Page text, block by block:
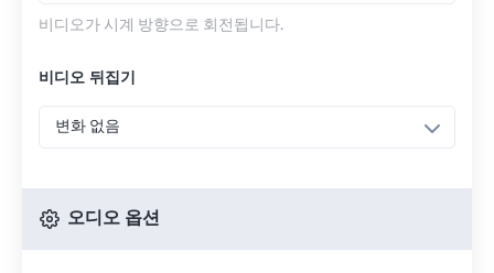
비디오가 시계 방향으로 회전됩니다.
비디오 뒤집기
변화 없음
오디오 옵션